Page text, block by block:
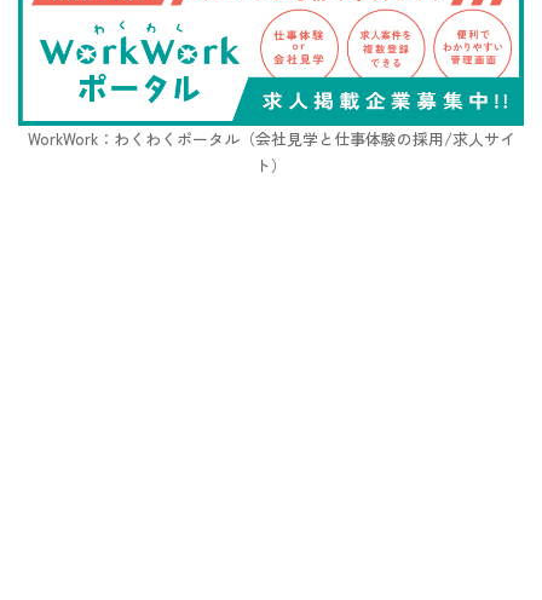
WorkWork：わくわくポータル（会社見学と仕事体験の採用/求人サイ
ト）